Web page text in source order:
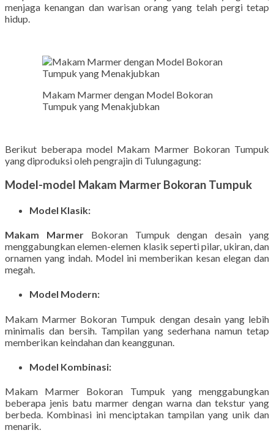
menjaga kenangan dan warisan orang yang telah pergi tetap
hidup.
Makam Marmer dengan Model Bokoran
Tumpuk yang Menakjubkan
Berikut beberapa model Makam Marmer Bokoran Tumpuk
yang diproduksi oleh pengrajin di Tulungagung:
Model-model Makam Marmer Bokoran Tumpuk
Model Klasik:
Makam MarmerBokoran Tumpuk dengan desain yang
menggabungkan elemen-elemen klasik seperti pilar, ukiran, dan
ornamen yang indah. Model ini memberikan kesan elegan dan
megah.
Model Modern:
Makam Marmer Bokoran Tumpuk dengan desain yang lebih
minimalis dan bersih. Tampilan yang sederhana namun tetap
memberikan keindahan dan keanggunan.
Model Kombinasi:
Makam Marmer Bokoran Tumpuk yang menggabungkan
beberapa jenis batu marmer dengan warna dan tekstur yang
berbeda. Kombinasi ini menciptakan tampilan yang unik dan
menarik.